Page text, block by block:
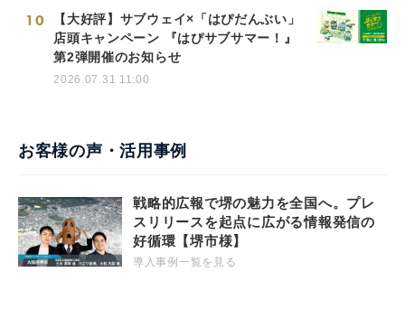
10
【大好評】サブウェイ×「はぴだんぶい」
店頭キャンペーン 『はぴサブサマー！』
第2弾開催のお知らせ
2026.07.31 11:00
お客様の声・活用事例
戦略的広報で堺の魅力を全国へ。プレ
スリリースを起点に広がる情報発信の
好循環【堺市様】
導入事例一覧を見る